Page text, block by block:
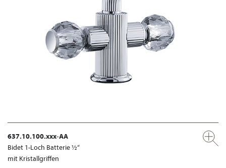
637.10.100.xxx-AA
Bidet 1-Loch Batterie ½“
mit Kristallgriffen